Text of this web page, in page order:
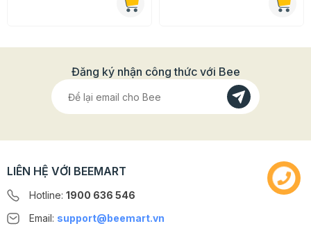
- Bảo quản nơi khô ráo, thoáng mát
Đăng ký nhận công thức với Bee
LIÊN HỆ VỚI BEEMART
Hotline: 1900 636 546
Email: support@beemart.vn